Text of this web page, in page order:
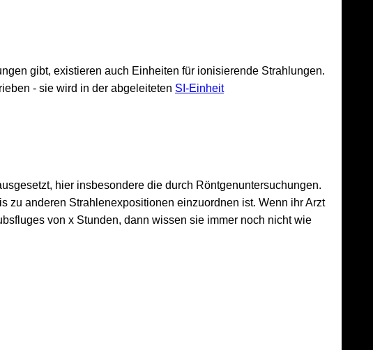
gibt, existieren auch Einheiten für ionisierende Strahlungen.
- sie wird in der abgeleiteten SI-Einheit
hier insbesondere die durch Röntgenuntersuchungen.
zu anderen Strahlenexpositionen einzuordnen ist. Wenn ihr Arzt
von x Stunden, dann wissen sie immer noch nicht wie